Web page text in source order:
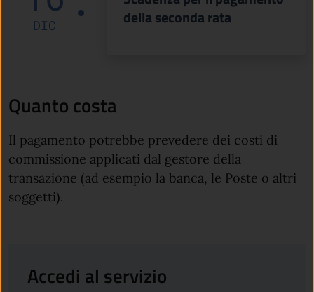
DIC
della seconda rata
Quanto costa
Il pagamento potrebbe prevedere dei costi di
commissione applicati dal gestore della
transazione (ad esempio la banca, le Poste o altri
soggetti).
Accedi al servizio